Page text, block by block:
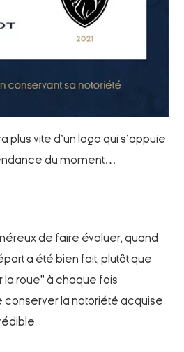
plus vite d’un logo qui s’appuie
du moment…
de faire évoluer, quand
a été bien fait, plutôt que
la roue” à chaque fois
conserver la notoriété acquise